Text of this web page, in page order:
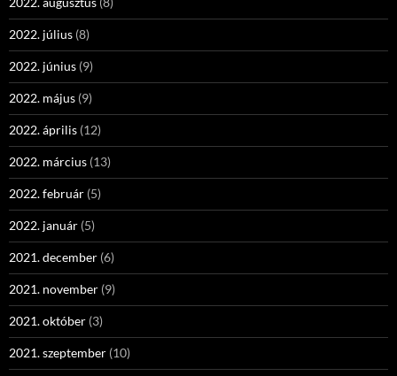
2022. július (8)
2022. június (9)
2022. május (9)
2022. április (12)
2022. március (13)
2022. február (5)
2022. január (5)
2021. december (6)
2021. november (9)
2021. október (3)
2021. szeptember (10)